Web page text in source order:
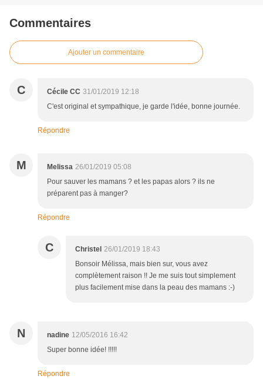
Commentaires
Ajouter un commentaire
C Cécile CC 31/01/2019 12:18
C'est original et sympathique, je garde l'idée, bonne journée.
Répondre
M Melissa 26/01/2019 05:08
Pour sauver les mamans ? et les papas alors ? ils ne
préparent pas à manger?
Répondre
C Christel 26/01/2019 18:43
Bonsoir Mélissa, mais bien sur, vous avez
complètement raison !! Je me suis tout simplement
plus facilement mise dans la peau des mamans :-)
N nadine 12/05/2016 16:42
Super bonne idée! !!!!!
Répondre